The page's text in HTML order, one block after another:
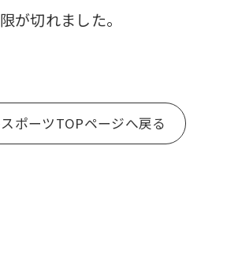
が切れました。
ポーツTOPページへ戻る